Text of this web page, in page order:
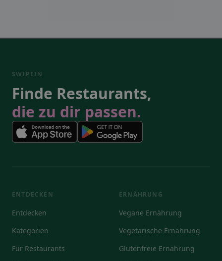
SWIPEIN
Finde Restaurants,
die zu dir passen.
ENTDECKEN
Entdecken
Kategorien
Für Restaurants
ERNÄHRUNG
Vegane Ernährung
Vegetarische Ernährung
Glutenfreie Ernährung